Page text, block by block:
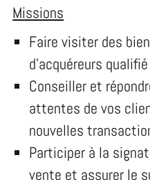
Missions
Faire visiter des
d’acquéreurs
Conseiller et
attentes de vos
nouvelles
Participer à la
vente et assurer le